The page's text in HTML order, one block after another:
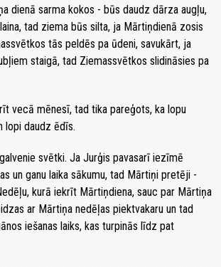
dienā sarma kokos - būs daudz dārza augļu,
tad ziema būs silta, ja Mārtiņdienā zosis
tās peldēs pa ūdeni, savukārt, ja
staigā, tad Ziemassvētkos slidināsies pa
vecā mēnesī, tad tika pareģots, ka lopu
lopi daudz ēdīs.
svētki. Ja Jurģis pavasarī iezīmē
un ganu laika sākumu, tad Mārtiņi pretēji -
kurā iekrīt Mārtiņdiena, sauc par Mārtiņa
ar Mārtiņa nedēļas piektvakaru un tad
iešanas laiks, kas turpinās līdz pat